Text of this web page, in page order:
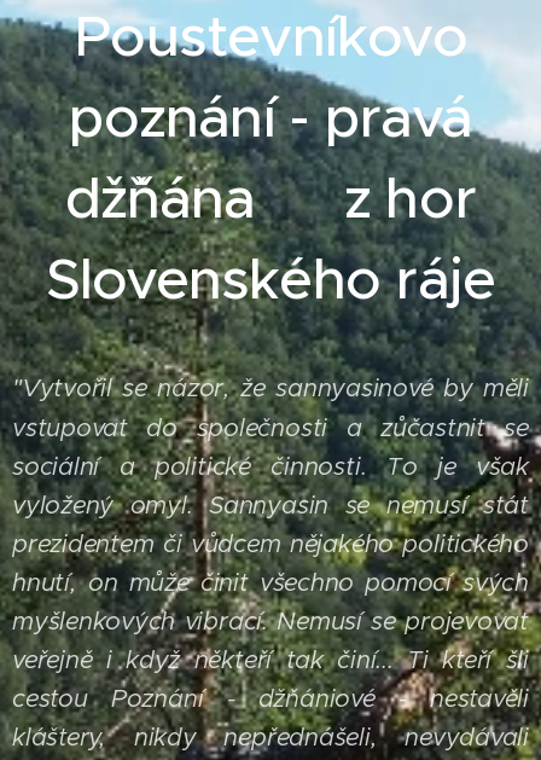
Poustevníkovo
poznání - pravá
džˇňána z hor
Slovenského ráje
"Vytvořil se názor, že sannyasinové by měli
vstupovat do společnosti a zůčastnit se
sociální a politické činnosti. To je však
vyložený omyl. Sannyasin se nemusí stát
prezidentem či vůdcem nějakého politického
hnutí, on může činit všechno pomocí svých
myšlenkových vibrací. Nemusí se projevovat
veřejně i když někteří tak činí...Ti kteří šli
cestou Poznání - džňániové - nestavěli
kláštery, nikdy nepřednášeli, nevydávali